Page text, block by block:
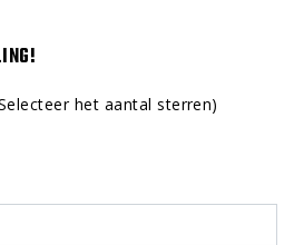
het aantal sterren)